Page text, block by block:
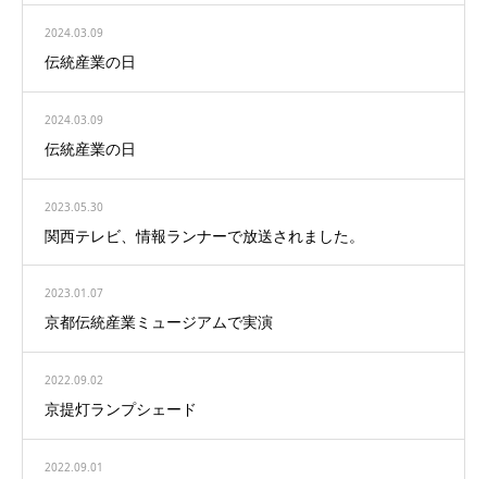
2024.03.09
伝統産業の日
2024.03.09
伝統産業の日
2023.05.30
関西テレビ、情報ランナーで放送されました。
2023.01.07
京都伝統産業ミュージアムで実演
2022.09.02
京提灯ランプシェード
2022.09.01